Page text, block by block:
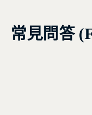
常見問答